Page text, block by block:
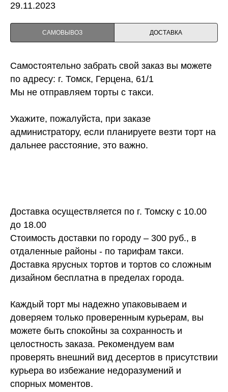
29.11.2023
САМОВЫВОЗ ДОСТАВКА
Самостоятельно забрать свой заказ вы можете
по адресу: г. Томск, Герцена, 61/1
Мы не отправляем торты с такси.
Укажите, пожалуйста, при заказе
администратору, если планируете везти торт на
дальнее расстояние, это важно.
Доставка осуществляется по г. Томску с 10.00
до 18.00
Стоимость доставки по городу – 300 руб., в
отдаленные районы - по тарифам такси.
Доставка ярусных тортов и тортов со сложным
дизайном бесплатна в пределах города.
Каждый торт мы надежно упаковываем и
доверяем только проверенным курьерам, вы
можете быть спокойны за сохранность и
целостность заказа. Рекомендуем вам
проверять внешний вид десертов в присутствии
курьера во избежание недоразумений и
спорных моментов.